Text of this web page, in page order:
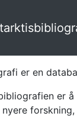
er en
er